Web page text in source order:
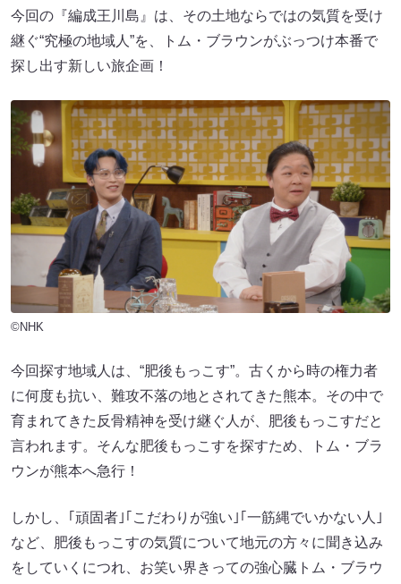
今回の『編成王川島』は、その土地ならではの気質を受け
継ぐ“究極の地域人”を、トム・ブラウンがぶっつけ本番で
探し出す新しい旅企画！
©NHK
今回探す地域人は、“肥後もっこす”。古くから時の権力者
に何度も抗い、難攻不落の地とされてきた熊本。その中で
育まれてきた反骨精神を受け継ぐ人が、肥後もっこすだと
言われます。そんな肥後もっこすを探すため、トム・ブラ
ウンが熊本へ急行！
しかし、｢頑固者｣｢こだわりが強い｣｢一筋縄でいかない人｣
など、肥後もっこすの気質について地元の方々に聞き込み
をしていくにつれ、お笑い界きっての強心臓トム・ブラウ